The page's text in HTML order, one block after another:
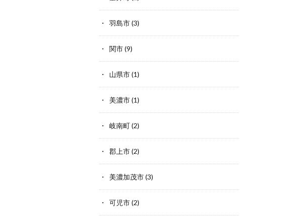
羽島市(3)
関市(9)
山県市(1)
美濃市(1)
岐南町(2)
郡上市(2)
美濃加茂市(3)
可児市(2)